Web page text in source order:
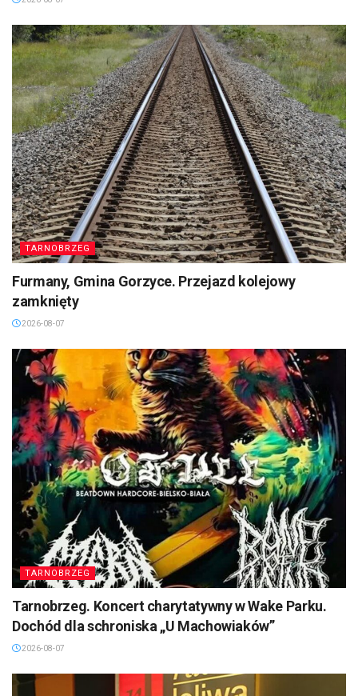
TARNOBRZEG
Furmany, Gmina Gorzyce. Przejazd kolejowy
zamknięty
2026-08-07
TARNOBRZEG
Tarnobrzeg. Koncert charytatywny w Wake Parku.
Dochód dla schroniska „U Machowiaków”
2026-08-07